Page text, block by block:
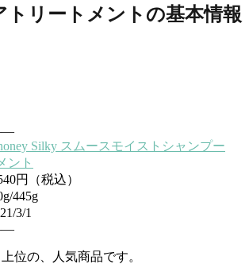
トリートメントの基本情報
Silky スムースモイストシャンプー
ント
円（税込）
445g
3/1
位の、人気商品です。